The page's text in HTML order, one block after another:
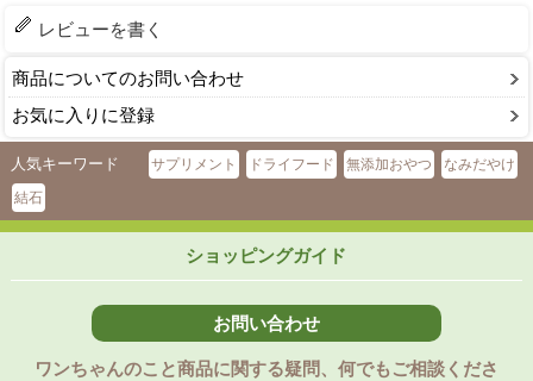
レビューを書く
商品についてのお問い合わせ
お気に入りに登録
人気キーワード サプリメント ドライフード 無添加おやつ
なみだやけ
結石
ショッピングガイド
お問い合わせ
ワンちゃんのこと商品に関する疑問、何でもご相談くださ